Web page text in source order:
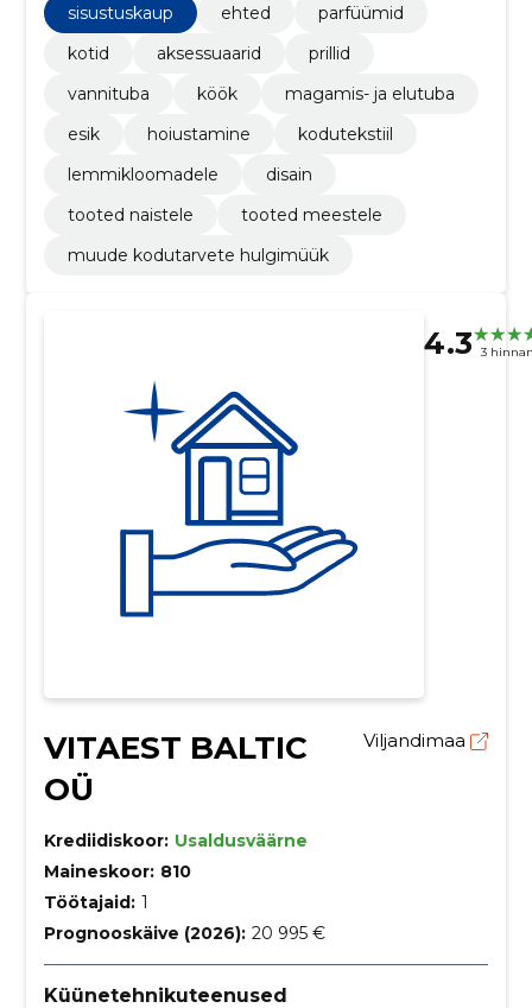
sisustuskaup
ehted
parfüümid
kotid
aksessuaarid
prillid
vannituba
köök
magamis- ja elutuba
esik
hoiustamine
kodutekstiil
lemmikloomadele
disain
tooted naistele
tooted meestele
muude kodutarvete hulgimüük
4.3 3
VITAEST BALTIC
OÜ
Viljandimaa
Krediidiskoor: Usaldusväärne
Maineskoor: 810
Töötajaid: 1
Prognooskäive (2026): 20 995 €
Küünetehnikuteenused